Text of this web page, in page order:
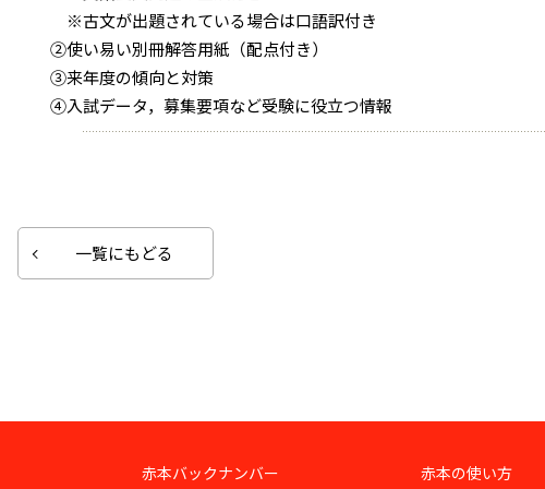
※古文が出題されている場合は口語訳付き
②使い易い別冊解答用紙（配点付き）
③来年度の傾向と対策
④入試データ，募集要項など受験に役立つ情報
一覧にもどる
赤本バックナンバー 赤本の使い方